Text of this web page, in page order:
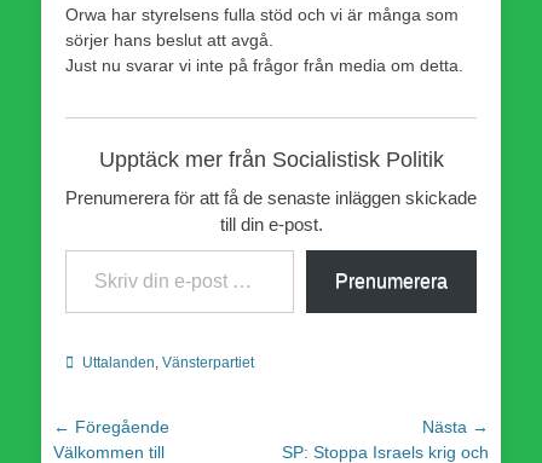
Orwa har styrelsens fulla stöd och vi är många som
sörjer hans beslut att avgå.
Just nu svarar vi inte på frågor från media om detta.
Upptäck mer från Socialistisk Politik
Prenumerera för att få de senaste inläggen skickade
till din e-post.
Skriv din e-post …
Prenumerera
Kategorier
Uttalanden Vänsterpartiet
Inläggsnavigering
← Föregående
Föregående
Välkommen till
Nästa →
Nästa
SP: Stoppa Israels krig och